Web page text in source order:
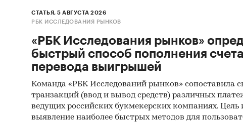
СТАТЬЯ, 5 АВГУСТА 2026
РБК ИССЛЕДОВАНИЯ РЫНКОВ
«РБК Исследования рынков»
быстрый способ пополнения
перевода выигрышей
Команда «РБК Исследований рынков» сопоставила
транзакций (ввод и вывод средств) различных
ведущих российских букмекерских компаниях. Цель
выявление наиболее быстрых методов для